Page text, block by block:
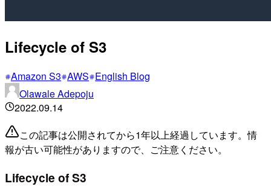
Lifecycle of S3
Amazon S3 AWS English Blog
Olawale Adepoju
2022.09.14
この記事は公開されてから1年以上経過しています。情
報が古い可能性がありますので、ご注意ください。
Lifecycle of S3